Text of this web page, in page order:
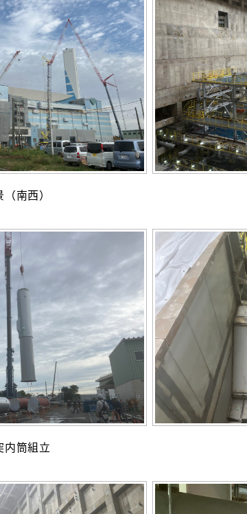
南西）
内筒組立